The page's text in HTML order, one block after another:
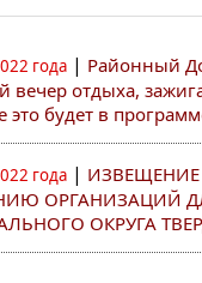
года | Районный
вечер отдыха,
это будет в
года |
ОРГАНИЗАЦИЙ
ОКРУГА